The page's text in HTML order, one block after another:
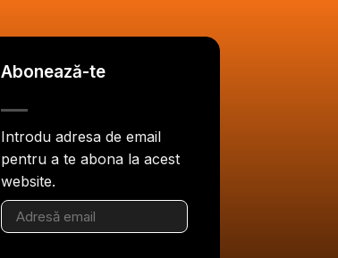
Abonează-te
Introdu adresa de email
pentru a te abona la acest
website.
Adresă
email